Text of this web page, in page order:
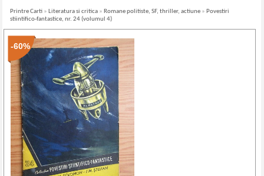
Printre Carti » Literatura si critica » Romane politiste, SF, thriller, actiune » Povestiri
stiintifico-fantastice, nr. 24 (volumul 4)
-60%